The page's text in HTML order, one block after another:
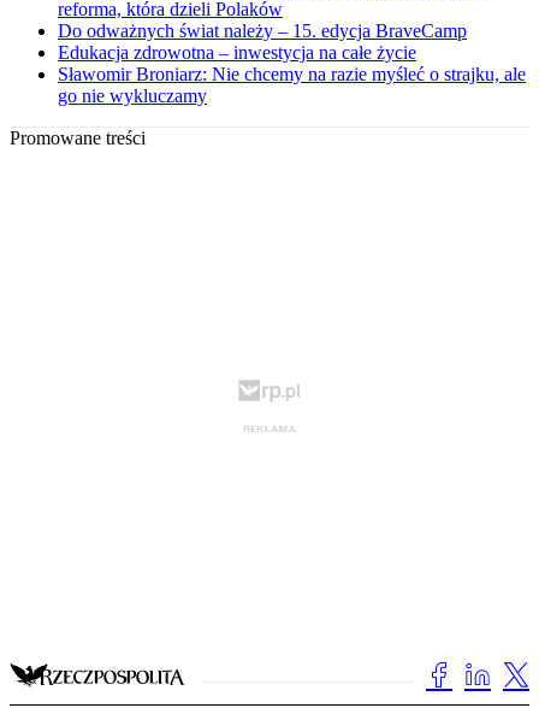
reforma, która dzieli Polaków
Do odważnych świat należy – 15. edycja BraveCamp
Edukacja zdrowotna – inwestycja na całe życie
Sławomir Broniarz: Nie chcemy na razie myśleć o strajku, ale
go nie wykluczamy
Promowane treści